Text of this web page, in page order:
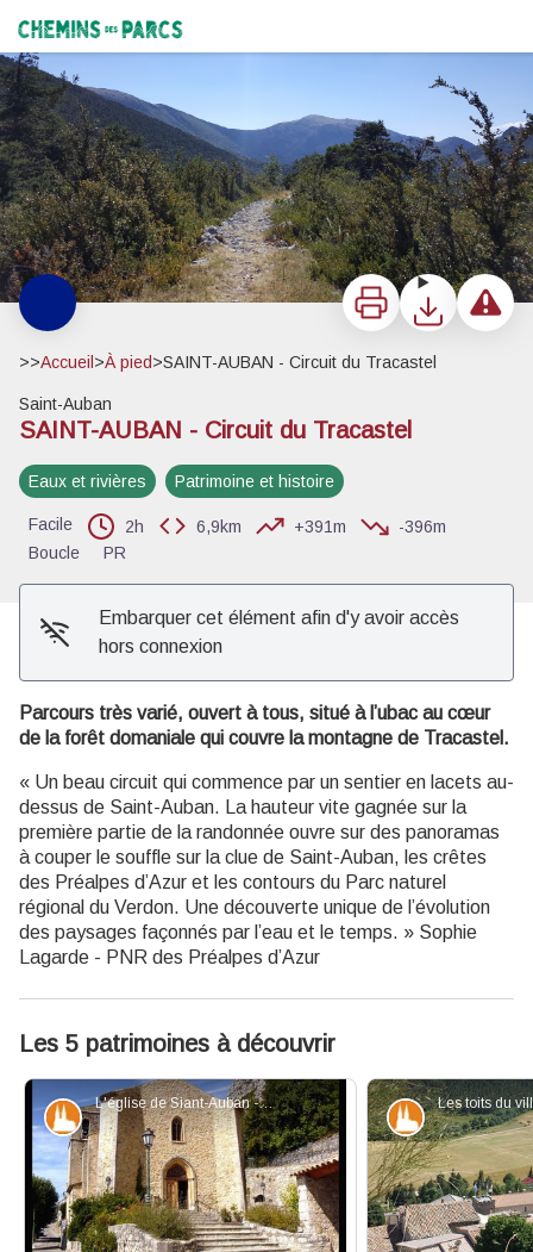
Chemins des Parcs
Voir l'image en plein écran
ImprimerTéléchargerSignaler
>>Accueil >À pied>SAINT-AUBAN - Circuit du Tracastel
Saint-Auban
SAINT-AUBAN - Circuit du Tracastel
Eaux et rivières Patrimoine et histoire
Facile 2h 6,9km +391m
-396m
Boucle
PR
Embarquer cet élément afin d'y avoir accès
hors connexion
Parcours très varié, ouvert à tous, situé à l’ubac au cœur
de la forêt domaniale qui couvre la montagne de Tracastel.
« Un beau circuit qui commence par un sentier en lacets au-
dessus de Saint-Auban. La hauteur vite gagnée sur la
première partie de la randonnée ouvre sur des panoramas
à couper le souffle sur la clue de Saint-Auban, les crêtes
des Préalpes d’Azur et les contours du Parc naturel
régional du Verdon. Une découverte unique de l’évolution
des paysages façonnés par l’eau et le temps. » Sophie
Lagarde - PNR des Préalpes d’Azur
Les 5 patrimoines à découvrir
L'église de Siant-Auban - DR
Patrimoine et histoire Patrimoine